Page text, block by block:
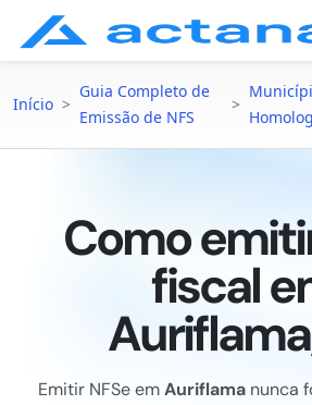
Início >
Guia Completo de
Emissão de NFS
>
Como
fiscal
Emitir NFSe emAuriflama nunca